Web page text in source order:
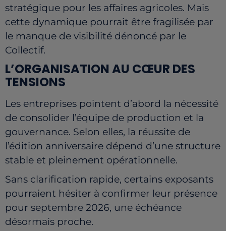
stratégique pour les affaires agricoles. Mais
cette dynamique pourrait être fragilisée par
le manque de visibilité dénoncé par le
Collectif.
L’ORGANISATION AU CŒUR DES
TENSIONS
Les entreprises pointent d’abord la nécessité
de consolider l’équipe de production et la
gouvernance. Selon elles, la réussite de
l’édition anniversaire dépend d’une structure
stable et pleinement opérationnelle.
Sans clarification rapide, certains exposants
pourraient hésiter à confirmer leur présence
pour septembre 2026, une échéance
désormais proche.